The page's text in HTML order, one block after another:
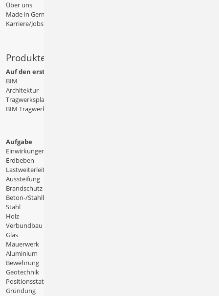
Über uns
Made in Germany
Karriere/Jobs
Produkte
Auf den ersten Blick
BIM
Architektur
Tragwerksplanung
BIM Tragwerksplanung
Aufgabe
Einwirkungen
Erdbeben
Lastweiterleitung
Aussteifung
Brandschutz
Beton-/Stahlbeton
Stahl
Holz
Verbundbau
Glas
Mauerwerk
Aluminium
Bewehrung
Geotechnik
Positionsstatik
Gründung